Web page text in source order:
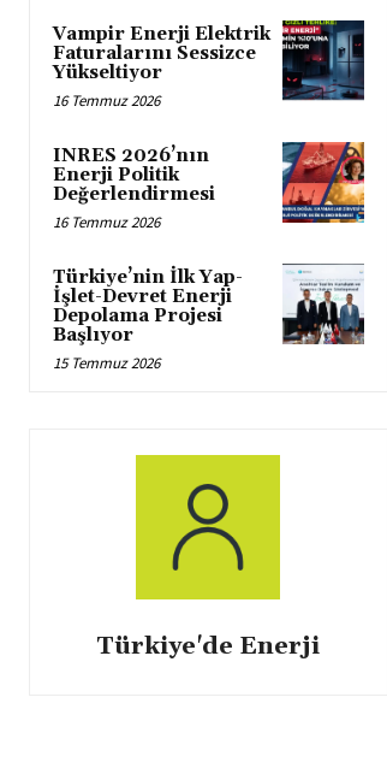
Vampir Enerji Elektrik
Faturalarını Sessizce
Yükseltiyor
16 Temmuz 2026
INRES 2026’nın
Enerji Politik
Değerlendirmesi
16 Temmuz 2026
Türkiye’nin İlk Yap-
İşlet-Devret Enerji
Depolama Projesi
Başlıyor
15 Temmuz 2026
Türkiye'de Enerji